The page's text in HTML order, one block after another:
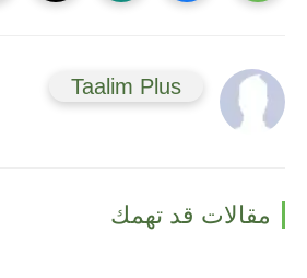
Taalim Plus
مقالات قد تهمك